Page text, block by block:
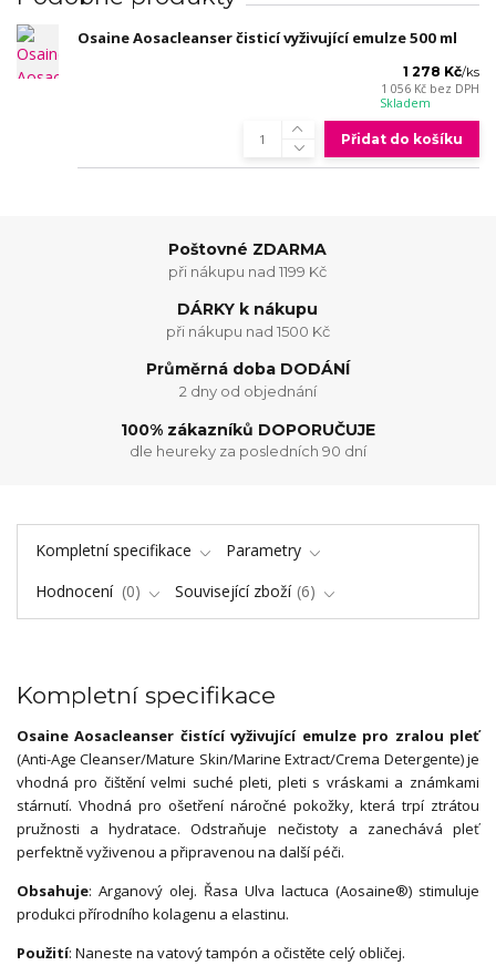
Osaine Aosacleanser čisticí vyživující emulze 500 ml
1 278 Kč/ks
1 056 Kč bez DPH
Skladem
Přidat do košíku
Poštovné ZDARMA
při nákupu nad 1199 Kč
DÁRKY k nákupu
při nákupu nad 1500 Kč
Průměrná doba DODÁNÍ
2 dny od objednání
100% zákazníků DOPORUČUJE
dle heureky za posledních 90 dní
Kompletní specifikace
Parametry
Hodnocení
0 Související zboží 6
Kompletní specifikace
Osaine Aosacleanser čistící vyživující emulze pro zralou pleť
(Anti-Age Cleanser/Mature Skin/Marine Extract/Crema Detergente) je
vhodná pro čištění velmi suché pleti, pleti s vráskami a známkami
stárnutí. Vhodná pro ošetření náročné pokožky, která trpí ztrátou
pružnosti a hydratace. Odstraňuje nečistoty a zanechává pleť
perfektně vyživenou a připravenou na další péči.
Obsahuje: Arganový olej. Řasa Ulva lactuca (Aosaine®) stimuluje
produkci přírodního kolagenu a elastinu.
Použití: Naneste na vatový tampón a očistěte celý obličej.